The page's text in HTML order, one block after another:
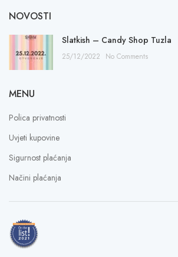
NOVOSTI
Slatkish – Candy Shop Tuzla
25/12/2022 No Comments
MENU
Polica privatnosti
Uvjeti kupovine
Sigurnost plaćanja
Načini plaćanja